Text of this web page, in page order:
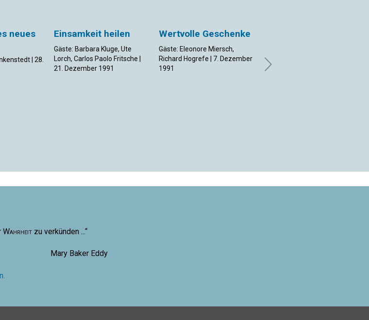
neues
| 28.
Einsamkeit heilen
Gäste: Barbara Kluge, Ute
Lorch, Carlos Paolo Fritsche |
21. Dezember 1991
Wertvolle Geschenke
Gäste: Eleonore Miersch,
Richard Hogrefe | 7. Dezember
1991
Harder, Christine Heidrich Shai-
Hee, Herbert von Jhering,
Wahrheit zu verkünden ...“
Eddy